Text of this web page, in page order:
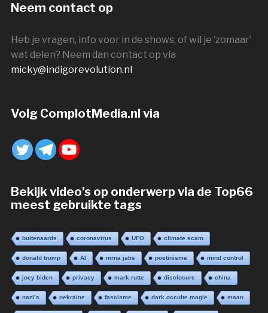
Neem contact op
Heb je vragen, info voor in de shows, of wil je ‘zomaar’
wat delen? Neem dan contact op via
micky@indigorevolution.nl
Volg ComplotMedia.nl via
Bekijk video’s op onderwerp via de Top66
meest gebruikte tags
buitenaards coronavirus UFO climate scam
donald trump AI mrna jabs poetinisme mind control
joey biden privacy mark rutte disclosure china
nazi’s oekraine fascisme dark occulte magie maan